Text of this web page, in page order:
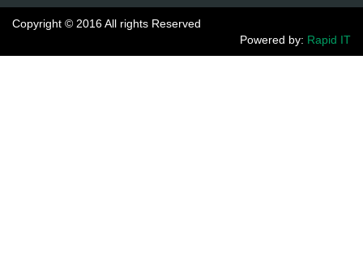
Copyright © 2016 All rights Reserved
Powered by: Rapid IT